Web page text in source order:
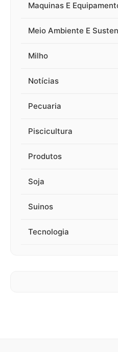
Maquinas E
Meio Ambiente E
Milho
Notícias
Pecuaria
Piscicultura
Produtos
Soja
Suinos
Tecnologia